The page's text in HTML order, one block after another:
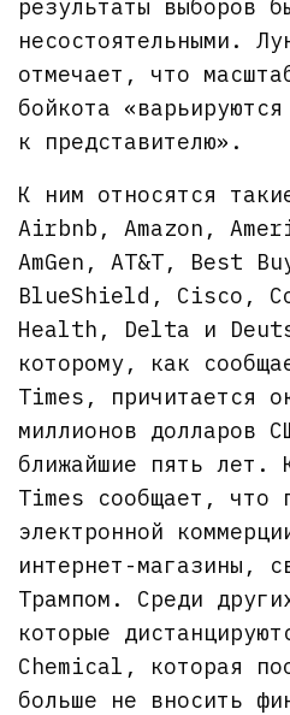
результаты выборов
несостоятельными.
отмечает, что
бойкота
к представителю».
К ним относятся
Airbnb, Amazon,
AmGen, AT&T, Best
BlueShield, Cisco,
Health, Delta и
которому, как
Times, причитается
миллионов долларов
ближайшие пять лет.
Times сообщает, что
электронной
интернет-магазины,
Трампом. Среди
которые
Chemical, которая
больше не вносить